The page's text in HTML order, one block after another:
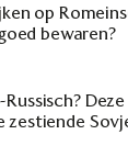
op
bewaren?
zestiende